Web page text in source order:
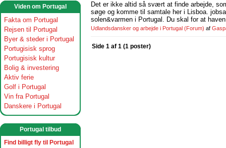
Viden om Portugal
Fakta om Portugal
Rejsen til Portugal
Byer & steder i Portugal
Portugisisk sprog
Portugisisk kultur
Bolig & investering
Aktiv ferie
Golf i Portugal
Vin fra Portugal
Danskere i Portugal
Portugal tilbud
Find billigt fly til Portugal
Det er ikke altid så svært at finde arbejde,
søge og komme til samtale her i Lisboa.
solen&varmen i Portugal. Du skal for at
Udlandsdansker og arbejde i Portugal (Forum) af
Side 1 af 1 (1 poster)